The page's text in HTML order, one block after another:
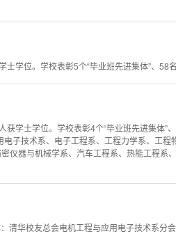
学位。学校表彰5个“毕业班先进集体”、58
士学位。学校表彰4个“毕业班先进集体”
子技术系、电子工程系、工程力学系、工程
仪器与机械学系、汽车工程系、热能工程系
清华校友总会电机工程与应用电子技术系分